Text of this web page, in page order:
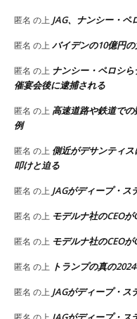
匿名 の上 JAG、ナンシー・
匿名 の上バイデンの10億円
匿名 の上 ナンシー・ペロシ
催宴会後に逮捕される
匿名 の上 高速道路や鉄道で
例
匿名 の上 側近がデサンティ
叩けと迫る
匿名 の上 JAGがディープ・
匿名 の上 モデルナ社のCEO
匿名 の上 モデルナ社のCEO
匿名 の上 トランプの真の
匿名 の上 JAGがディープ・